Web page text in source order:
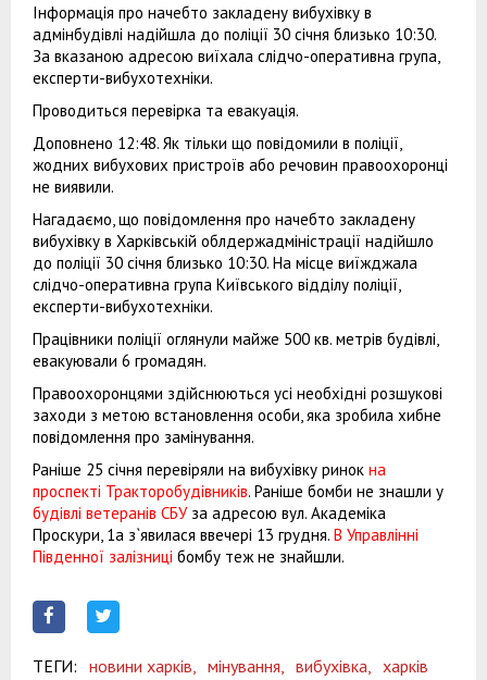
Інформація про начебто закладену вибухівку в
адмінбудівлі надійшла до поліції 30 січня близько 10:30.
За вказаною адресою виїхала слідчо-оперативна група,
експерти-вибухотехніки.
Проводиться перевірка та евакуація.
Доповнено 12:48. Як тільки що повідомили в поліції,
жодних вибухових пристроїв або речовин правоохоронці
не виявили.
Нагадаємо, що повідомлення про начебто закладену
вибухівку в Харківській облдержадміністрації надійшло
до поліції 30 січня близько 10:30. На місце виїжджала
слідчо-оперативна група Київського відділу поліції,
експерти-вибухотехніки.
Працівники поліції оглянули майже 500 кв. метрів будівлі,
евакуювали 6 громадян.
Правоохоронцями здійснюються усі необхідні розшукові
заходи з метою встановлення особи, яка зробила хибне
повідомлення про замінування.
Раніше 25 січня перевіряли на вибухівку ринок на
проспекті Тракторобудівників. Раніше бомби не знашли у
будівлі ветеранів СБУза адресою вул. Академіка
Проскури, 1а з`явилася ввечері 13 грудня. В Управлінні
Південної залізниці бомбу теж не знайшли.
ТЕГИ: новини харків, мінування, вибухівка, харків